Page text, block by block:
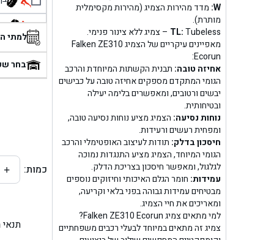
W: מדד מהירות הצמיג (מהירות מקסימלית
מותרת).
TL:Tubeless – צמיג ללא צינור פנימי.
מאפיינים עיקריים של הצמיג Falken ZE310
Ecorun:
אחיזה טובה: תבנית הקשתות המיוחדת והרכב
הגומי המתקדם מספקים אחיזה טובה על כבישים
יבשים ורטובים, ומאפשרים בלימה יעילה
ובטיחותית.
נוחות נסיעה: הצמיג מציע נוחות נסיעה טובה,
ומפחית רעשים ורעידות.
חיסכון בדלק: תודות לעיצוב האופטימלי והרכב
הגומי המיוחד, הצמיג מציע התנגדות נמוכה
לגלגול, ומאפשר חיסכון בצריכת הדלק.
עמידות: חומר הגלם האיכותי וחיזוקים נוספים
מבטיחים עמידות גבוהה בפני בלאי וקריעה,
ומאריכים את חיי הצמיג.
למי מתאים צמיג Falken ZE310 Ecorun?
צמיג זה מתאים במיוחד לבעלי רכבים משפחתיים
בן
בן
למתי
בחר
כמות: +